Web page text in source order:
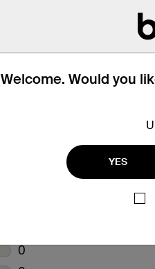
Welcome. Would you
YES